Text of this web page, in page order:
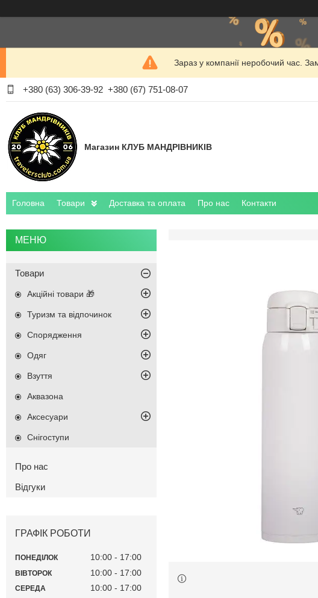
Зараз у компанії неробочий час.
+380 (63) 306-39-92 +380 (67) 751-08-07
Магазин КЛУБ МАНДРІВНИКІВ
Головна Товари Доставка та оплата Про нас Контакти
Товари
Акційні товари 🎁
Туризм та відпочинок
Спорядження
Одяг
Взуття
Аквазона
Аксесуари
Снігоступи
Про нас
Відгуки
ГРАФІК РОБОТИ
ПОНЕДІЛОК 10:00 17:00
ВІВТОРОК 10:00 17:00
СЕРЕДА 10:00 17:00